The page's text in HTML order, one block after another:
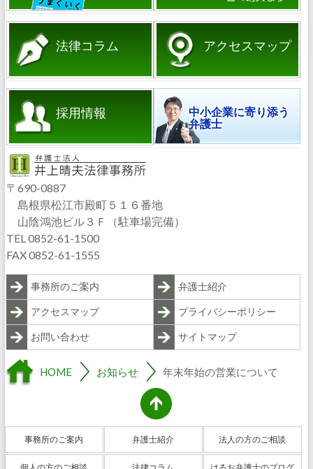
法律コラム アクセスマップ
採用情報
中小企業に寄り添う
弁護士
〒690-0887
島根県松江市殿町５１６番地
山陰鴻池ビル３Ｆ（駐車場完備）
TEL 0852-61-1500
FAX 0852-61-1555
事務所のご案内 弁護士紹介
アクセスマップ プライバシーポリシー
お問い合わせ サイトマップ
HOME お知らせ 年末年始の営業について
事務所のご案内 弁護士紹介 法人の方のご相談